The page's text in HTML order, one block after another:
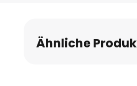
Bildgalerie
springen
Ähnliche